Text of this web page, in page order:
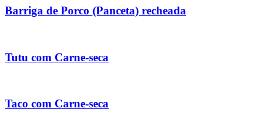
Barriga de Porco (Panceta) recheada
Tutu com Carne-seca
Taco com Carne-seca